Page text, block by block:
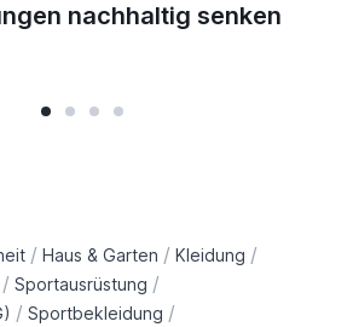
nachhaltig senken
/ Haus & Garten / Kleidung /
/ Sportausrüstung /
/ Sportbekleidung /